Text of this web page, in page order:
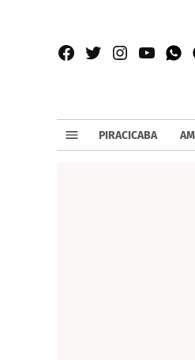
Facebook
TwitterInstagram
YouTube
PIRACICABA